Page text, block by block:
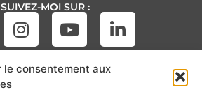
le consentement aux
SUIVEZ-MOI SUR :